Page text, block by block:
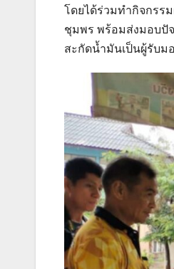
โดยได้ร่วมทำกิจกรร
ชุมพร พร้อมส่งมอบปั
สะกัดน้ำมันเป็นผู้รับม